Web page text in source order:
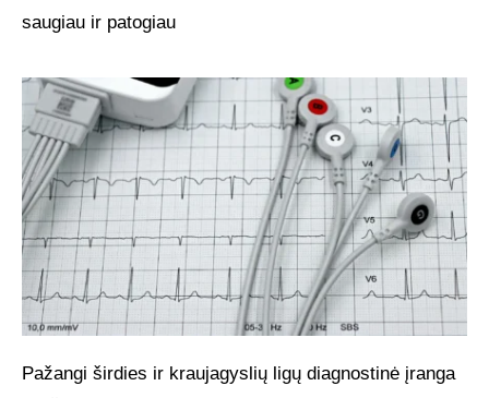
saugiau ir patogiau
Pažangi širdies ir kraujagyslių ligų diagnostinė įranga